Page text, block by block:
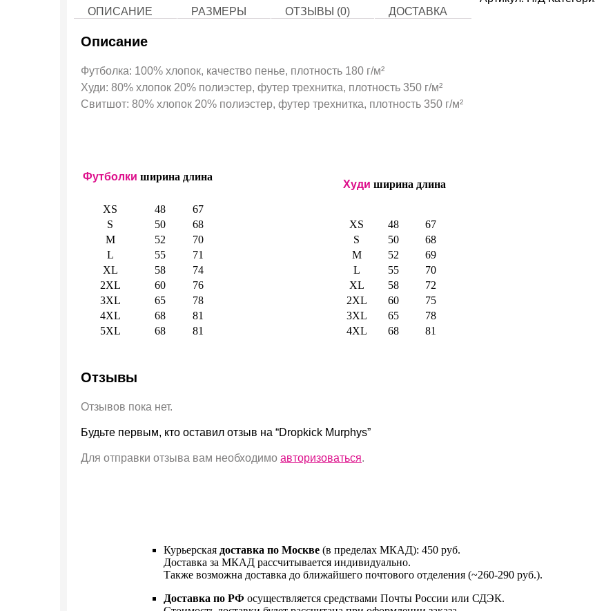
ОПИСАНИЕ
РАЗМЕРЫ ОТЗЫВЫ (0) ДОСТАВКА
Описание
Футболка: 100% хлопок, качество пенье, плотность 180 г/м²
Худи: 80% хлопок 20% полиэстер, футер трехнитка, плотность 350 г/м²
Свитшот: 80% хлопок 20% полиэстер, футер трехнитка, плотность 350 г/м²
Футболки ширина длина
XS 48
67
S
50
68
M
52
70
L
55
71
XL
58
74
2XL
60
76
3XL
65
78
4XL
68
81
5XL
68 81
Худи ширина длина
XS 48
67
S
50
68
M
52
69
L
55
70
XL
58
72
2XL
60
75
3XL
65
78
4XL
68 81
Отзывы
Отзывов пока нет.
Будьте первым, кто оставил отзыв на “Dropkick Murphys”
Для отправки отзыва вам необходимо авторизоваться.
Курьерская доставка по Москве (в пределах МКАД): 450 руб.
Доставка за МКАД рассчитывается индивидуально.
Также возможна доставка до ближайшего почтового отделения (~260-290 руб.).
Доставка по РФ осуществляется средствами Почты России или СДЭК.